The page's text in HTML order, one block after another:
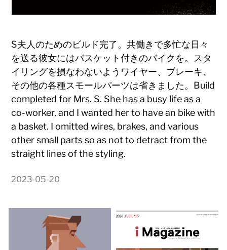
S夫人のためのビルド完了。共働きで多忙な日々
を送る彼女にはバスケット付きのバイクを。スタ
イリングを損なわないようワイヤー、ブレーキ、
その他の各種スモールパーツは省きました。Build
completed for Mrs. S. She has a busy life as a
co-worker, and I wanted her to have an bike with
a basket. I omitted wires, brakes, and various
other small parts so as not to detract from the
straight lines of the styling.
2023-05-20